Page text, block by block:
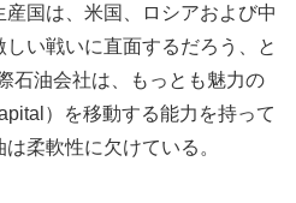
産国は、米国、ロシアおよび中
い戦いに直面するだろう、と
石油会社は、もっとも魅力の
）を移動する能力を持って
柔軟性に欠けている。